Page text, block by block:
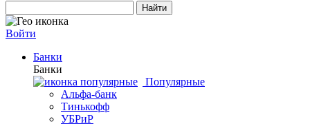
Найти
Войти
Банки
Банки
Популярные
Альфа-банк
Тинькофф
УБРиР